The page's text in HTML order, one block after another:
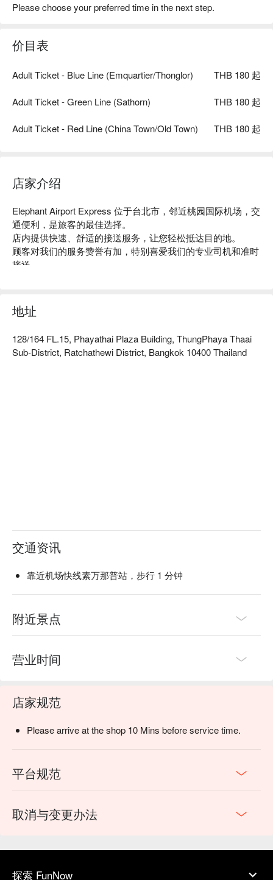
Please choose your preferred time in the next step.
价目表
Adult Ticket - Blue Line (Emquartier/Thonglor) THB 180 起
Adult Ticket - Green Line (Sathorn) THB 180 起
Adult Ticket - Red Line (China Town/Old Town) THB 180 起
店家介绍
Elephant Airport Express 位于台北市，邻近桃园国际机场，交
通便利，是旅客的最佳选择。
店内提供快速、舒适的接送服务，让您轻松抵达目的地。
顾客对我们的服务赞誉有加，特别喜爱我们的专业司机和准时
接送。
推荐给需要机场接送的旅客，让您的旅程更加顺利。
用 FunNow 预订立即享优惠！
地址
128/164 FL.15, Phayathai Plaza Building, ThungPhaya Thaai
Sub-District, Ratchathewi District, Bangkok 10400 Thailand
交通资讯
靠近机场快线素万那普站，步行 1 分钟
附近景点
营业时间
店家规范
Please arrive at the shop 10 Mins before service time.
平台规范
取消与变更办法
探索 FunNow